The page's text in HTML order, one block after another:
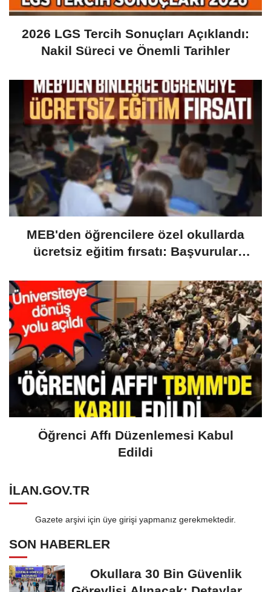
2026 LGS Tercih Sonuçları Açıklandı:
Nakil Süreci ve Önemli Tarihler
MEB'den öğrencilere özel okullarda
ücretsiz eğitim fırsatı: Başvurular
Öğrenci Affı Düzenlemesi Kabul
Edildi
ILAN.GOV.TR
Gazete arşivi için üye girişi yapmanız gerekmektedir.
SON HABERLER
Okullara 30 Bin Güvenlik